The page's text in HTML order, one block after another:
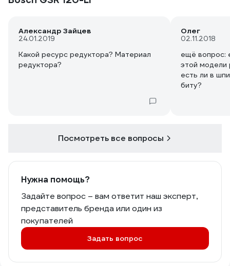
Александр Зайцев
24.01.2019
Какой ресурс редуктора? Материал
редуктора?
Олег
02.11.2018
ещё вопрос:
этой модели
есть ли в
биту?
Посмотреть все вопросы
Нужна помощь?
Задайте вопрос – вам ответит наш эксперт,
представитель бренда или один из
покупателей
Задать вопрос